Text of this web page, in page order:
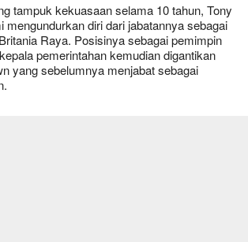
tampuk kekuasaan selama 10 tahun, Tony
mengundurkan diri dari jabatannya sebagai
Raya. Posisinya sebagai pemimpin
pemerintahan kemudian digantikan
yang sebelumnya menjabat sebagai